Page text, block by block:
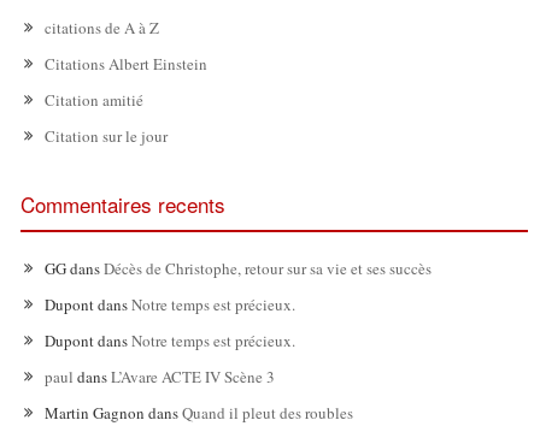
citations de A à Z
Citations Albert Einstein
Citation amitié
Citation sur le jour
Commentaires recents
GGdansDécès de Christophe, retour sur sa vie et ses succès
DupontdansNotre temps est précieux.
DupontdansNotre temps est précieux.
paul dansL’Avare ACTE IV Scène 3
Martin Gagnon dansQuand il pleut des roubles